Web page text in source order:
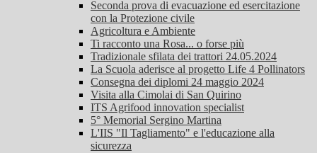
Seconda prova di evacuazione ed esercitazione
con la Protezione civile
Agricoltura e Ambiente
Ti racconto una Rosa... o forse più
Tradizionale sfilata dei trattori 24.05.2024
La Scuola aderisce al progetto Life 4 Pollinators
Consegna dei diplomi 24 maggio 2024
Visita alla Cimolai di San Quirino
ITS Agrifood innovation specialist
5° Memorial Sergino Martina
L'IIS "Il Tagliamento" e l'educazione alla
sicurezza